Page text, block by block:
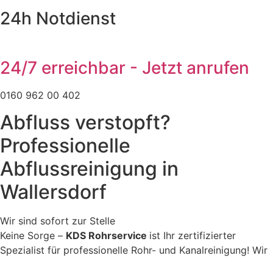
24h Notdienst
24/7 erreichbar - Jetzt anrufen
0160 962 00 402
Abfluss verstopft?
Professionelle
Abflussreinigung in
Wallersdorf
Wir sind sofort zur Stelle
Keine Sorge – KDS Rohrservice ist Ihr zertifizierter
Spezialist für professionelle Rohr- und Kanalreinigung! Wir